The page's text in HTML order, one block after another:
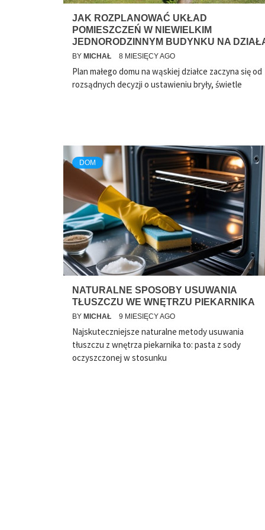
JAK ROZPLANOWAĆ UKŁAD
POMIESZCZEŃ W NIEWIELKIM
JEDNORODZINNYM BUDYNKU NA
BY MICHAŁ 8 MIESIĘCY AGO
Plan małego domu na wąskiej działce zaczyna się od
rozsądnych decyzji o ustawieniu bryły, świetle
DOM
NATURALNE SPOSOBY USUWANIA
TŁUSZCZU WE WNĘTRZU PIEKARNIKA
BY MICHAŁ 9 MIESIĘCY AGO
Najskuteczniejsze naturalne metody usuwania
tłuszczu z wnętrza piekarnika to: pasta z sody
oczyszczonej w stosunku